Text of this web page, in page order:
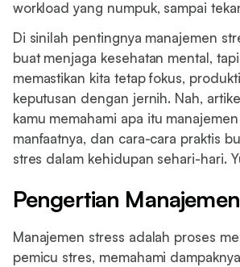
workload yang numpuk, sampai
Di sinilah pentingnya manajemen
buat menjaga kesehatan mental,
memastikan kita tetap fokus,
keputusan dengan jernih. Nah,
kamu memahami apa itu
manfaatnya, dan cara-cara praktis
stres dalam kehidupan sehari-hari.
Pengertian
Manajemen stress adalah proses
pemicu stres, memahami